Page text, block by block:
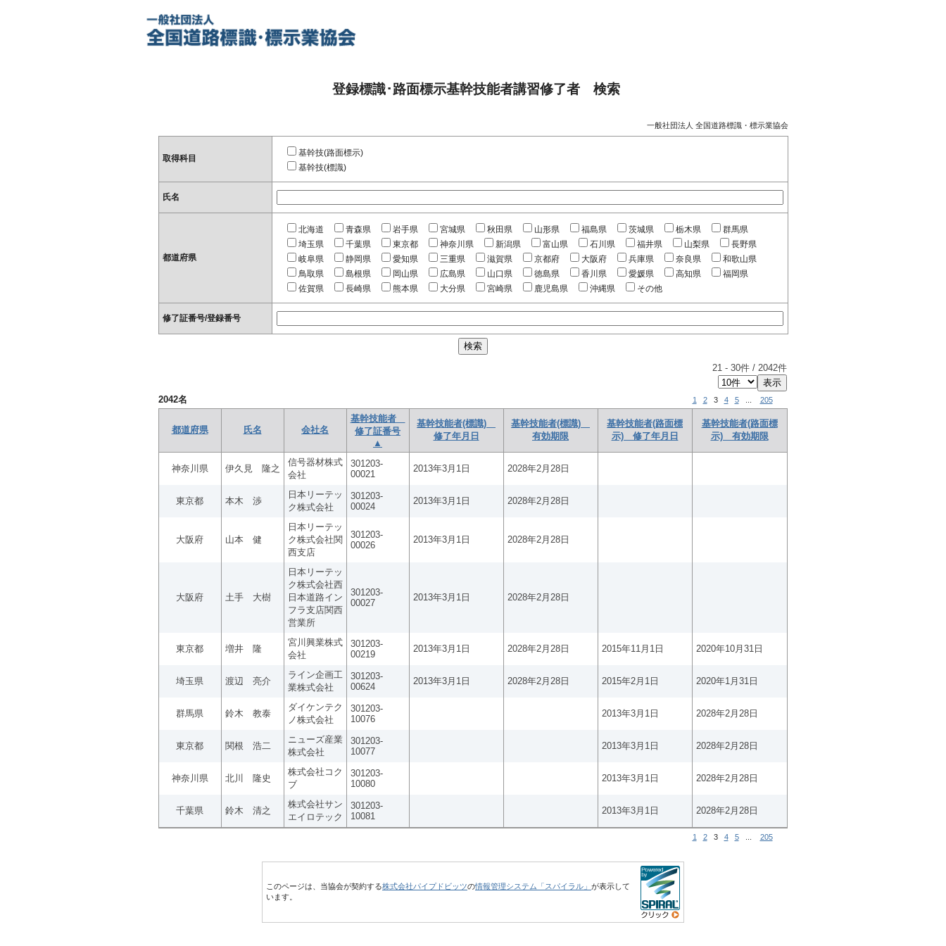
登録標識･路面標示基幹技能者講習修了者 検索
一般社団法人 全国道路標識・標示業協会
取得科目
基幹技(路面標示)
基幹技(標識)
氏名
都道府県
北海道 青森県 岩手県 宮城県 秋田県 山形県 福島県 茨城県 栃木県
群馬県
埼玉県
千葉県 東京都 神奈川県 新潟県 富山県 石川県 福井県 山梨県
長野県
岐阜県
静岡県 愛知県 三重県 滋賀県 京都府 大阪府 兵庫県 奈良県
和歌山県
鳥取県
島根県 岡山県 広島県 山口県 徳島県 香川県 愛媛県 高知県
福岡県
佐賀県
長崎県 熊本県 大分県 宮崎県 鹿児島県 沖縄県 その他
修了証番号/登録番号
21- 30件 / 2042件
2042名 1 2 3 4 5 205
都道府県 氏名 会社名
基幹技能者
修了証番号
▲
基幹技能者(標識)
修了年月日
基幹技能者(標識)
有効期限
基幹技能者(路面標
示) 修了年月日
基幹技能者(路面標
示) 有効期限
神奈川県 伊久見 隆之
信号器材株式
会社
301203-
00021
2013年3月1日 2028年2月28日
東京都 本木 渉
日本リーテッ
ク株式会社
301203-
00024
2013年3月1日 2028年2月28日
大阪府 山本 健
日本リーテッ
ク株式会社関
西支店
301203-
00026
2013年3月1日 2028年2月28日
大阪府 土手 大樹
日本リーテッ
ク株式会社西
日本道路イン
フラ支店関西
営業所
301203-
00027
2013年3月1日 2028年2月28日
東京都 増井 隆
宮川興業株式
会社
301203-
00219
2013年3月1日 2028年2月28日 2015年11月1日 2020年10月31日
埼玉県 渡辺 亮介
ライン企画工
業株式会社
301203-
00624
2013年3月1日 2028年2月28日 2015年2月1日 2020年1月31日
群馬県 鈴木 教泰
ダイケンテク
ノ株式会社
301203-
10076
2013年3月1日 2028年2月28日
東京都 関根 浩二
ニューズ産業
株式会社
301203-
10077
2013年3月1日 2028年2月28日
神奈川県 北川 隆史
株式会社コク
ブ
301203-
10080
2013年3月1日 2028年2月28日
千葉県 鈴木 清之
株式会社サン
エイロテック
301203-
10081
2013年3月1日 2028年2月28日
1 2 3 4 5 205
このページは、当協会が契約する株式会社パイプドビッツの情報管理システム「スパイラル」 が表示して
います。